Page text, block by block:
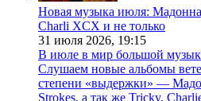
Новая музыка июля:
Charli XCX и не только
31 июля 2026, 19:15
В июле в мир большой
Слушаем новые альбомы
степени «выдержки» —
Strokes, а так же Tricky,